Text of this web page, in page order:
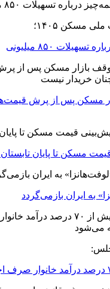
مسکن ۱۴۰۵؛
۸۵۰ میلیونی
مسکن پس از پرش
مسکن تا پایان تابستان ۱۴۰۵
به ایران بازمی‌گردد